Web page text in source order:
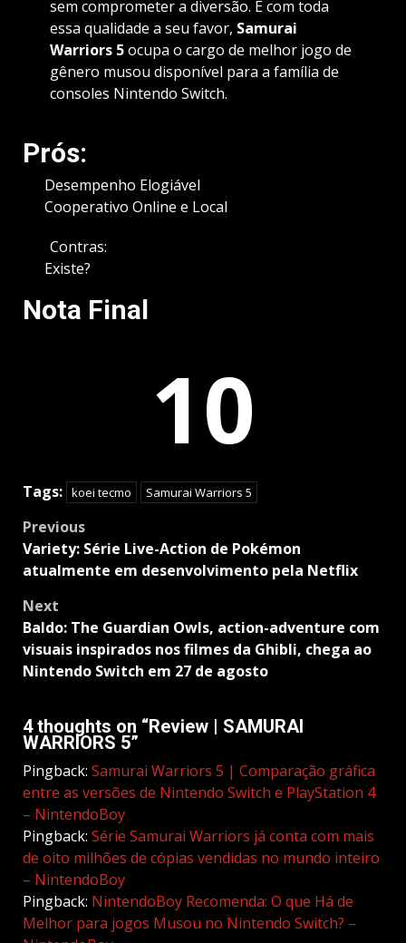
sem comprometer a diversão. E com toda
essa qualidade a seu favor, Samurai
Warriors 5ocupa o cargo de melhor jogo de
gênero musou disponível para a família de
consoles Nintendo Switch.
Prós:
Desempenho Elogiável
Cooperativo Online e Local
Contras:
Existe?
Nota Final
10
Tags: koei tecmo Samurai Warriors 5
Post
navigation
Previous
Variety: Série Live-Action de Pokémon
atualmente em desenvolvimento pela Netflix
Next
Baldo: The Guardian Owls, action-adventure com
visuais inspirados nos filmes da Ghibli, chega ao
Nintendo Switch em 27 de agosto
4 thoughts on “Review | SAMURAI
WARRIORS 5”
Pingback: Samurai Warriors 5 | Comparação gráfica
entre as versões de Nintendo Switch e PlayStation 4
– NintendoBoy
Pingback: Série Samurai Warriors já conta com mais
de oito milhões de cópias vendidas no mundo inteiro
– NintendoBoy
Pingback: NintendoBoy Recomenda: O que Há de
Melhor para jogos Musou no Nintendo Switch? –